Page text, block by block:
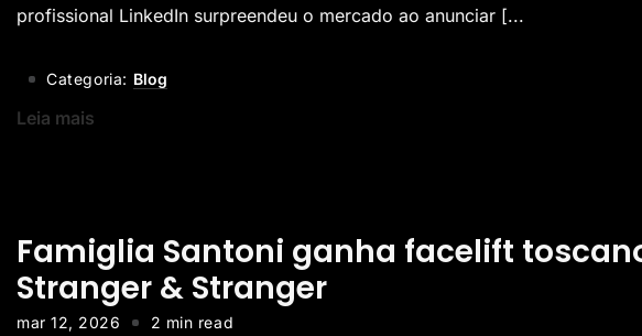
profissional LinkedIn surpreendeu o mercado ao anunciar [...
Categoria: Blog
Leia mais
Famiglia Santoni ganha facelift
Stranger & Stranger
mar 12, 2026 2 min read